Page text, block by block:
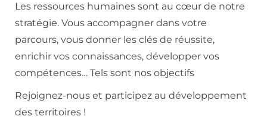
Les ressources humaines sont au cœur de notre
stratégie. Vous accompagner dans votre
parcours, vous donner les clés de réussite,
enrichir vos connaissances, développer vos
compétences… Tels sont nos objectifs
Rejoignez-nous et participez au développement
des territoires !